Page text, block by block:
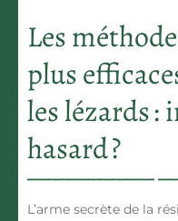
Les
plus
les lézards
hasard ?
L’arme secrète de la